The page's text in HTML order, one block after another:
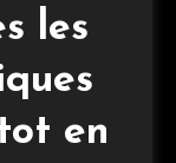
les
en